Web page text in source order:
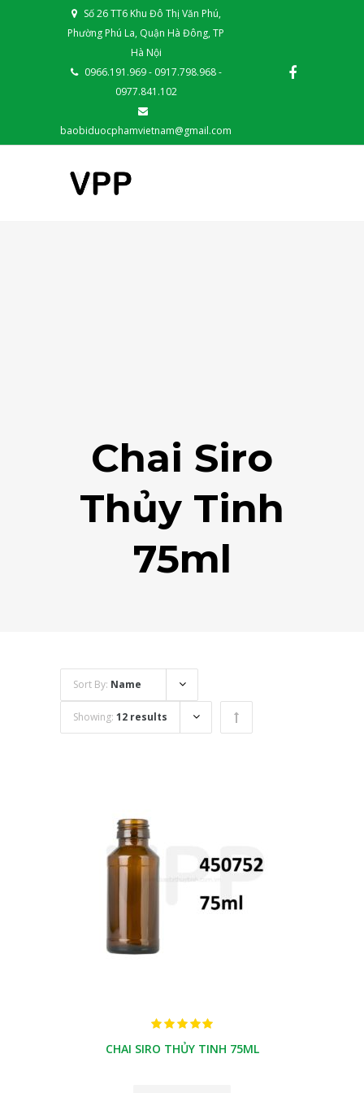
Số 26 TT6 Khu Đô Thị Văn Phú,
Phường Phú La, Quận Hà Đông, TP
Hà Nội
0966.191.969 - 0917.798.968 -
0977.841.102
baobiduocphamvietnam@gmail.com
Chai Siro
Thủy Tinh
75ml
Sort By: Name
Showing: 12 results
CHAI SIRO THỦY TINH 75ML